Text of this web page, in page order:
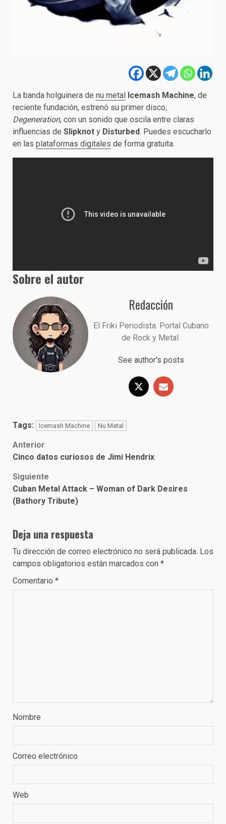
La banda holguinera de nu metal Icemash Machine, de
reciente fundación, estrenó su primer disco,
Degeneration, con un sonido que oscila entre claras
influencias de Slipknot y Disturbed. Puedes escucharlo
en las plataformas digitales de forma gratuita.
Sobre el autor
Redacción
El Friki Periodista. Portal Cubano
de Rock y Metal.
See author's posts
Tags: Icemash Machine Nu Metal
Post
navigation
Anterior
Cinco datos curiosos de Jimi Hendrix
Siguiente
Cuban Metal Attack – Woman of Dark Desires
(Bathory Tribute)
Deja una respuesta
Tu dirección de correo electrónico no será publicada. Los
campos obligatorios están marcados con *
Comentario *
Nombre
Correo electrónico
Web